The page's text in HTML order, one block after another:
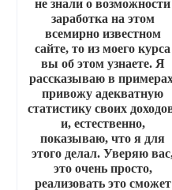
не знали о возможности
заработка на этом
всемирно известном
сайте, то из моего курса
вы об этом узнаете. Я
рассказываю в
привожу адекватную
статистику своих
и, естественно,
показываю, что я для
этого делал. Уверяю
это очень просто,
реализовать это сможет